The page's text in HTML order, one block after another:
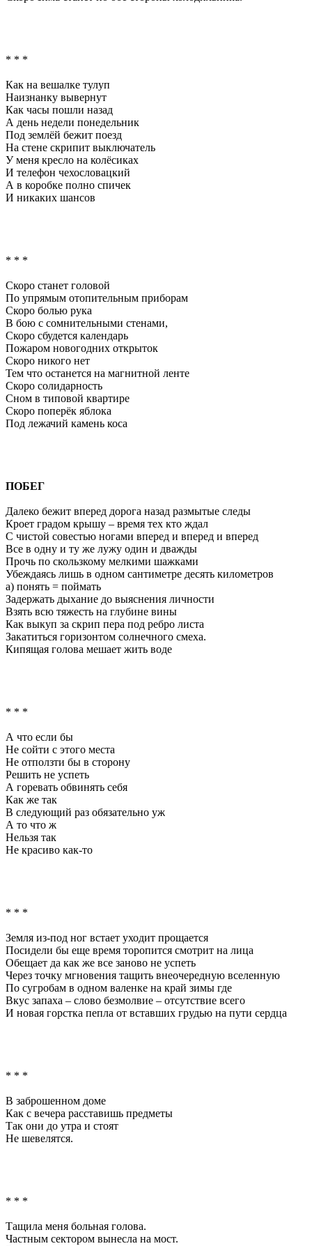
* * *
Как на вешалке тулуп
Наизнанку вывернут
Как часы пошли назад
А день недели понедельник
Под землёй бежит поезд
На стене скрипит выключатель
У меня кресло на колёсиках
И телефон чехословацкий
А в коробке полно спичек
И никаких шансов
* * *
Скоро станет головой
По упрямым отопительным приборам
Скоро болью рука
В бою с сомнительными стенами,
Скоро сбудется календарь
Пожаром новогодних открыток
Скоро никого нет
Тем что останется на магнитной ленте
Скоро солидарность
Сном в типовой квартире
Скоро поперёк яблока
Под лежачий камень коса
ПОБЕГ
Далеко бежит вперед дорога назад размытые следы
Кроет градом крышу – время тех кто ждал
С чистой совестью ногами вперед и вперед и вперед
Все в одну и ту же лужу один и дважды
Прочь по скользкому мелкими шажками
Убеждаясь лишь в одном сантиметре десять километров
а) понять = поймать
Задержать дыхание до выяснения личности
Взять всю тяжесть на глубине вины
Как выкуп за скрип пера под ребро листа
Закатиться горизонтом солнечного смеха.
Кипящая голова мешает жить воде
* * *
А что если бы
Не сойти с этого места
Не отползти бы в сторону
Решить не успеть
А горевать обвинять себя
Как же так
В следующий раз обязательно уж
А то что ж
Нельзя так
Не красиво как-то
* * *
Земля из-под ног встает уходит прощается
Посидели бы еще время торопится смотрит на лица
Обещает да как же все заново не успеть
Через точку мгновения тащить внеочередную вселенную
По сугробам в одном валенке на край зимы где
Вкус запаха – слово безмолвие – отсутствие всего
И новая горстка пепла от вставших грудью на пути сердца
* * *
В заброшенном доме
Как с вечера расставишь предметы
Так они до утра и стоят
Не шевелятся.
* * *
Тащила меня больная голова.
Частным сектором вынесла на мост.